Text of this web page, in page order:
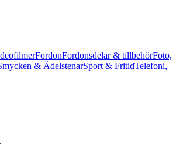
FordonFordonsdelar & tillbehörFoto,
& ÄdelstenarSport & FritidTelefoni,